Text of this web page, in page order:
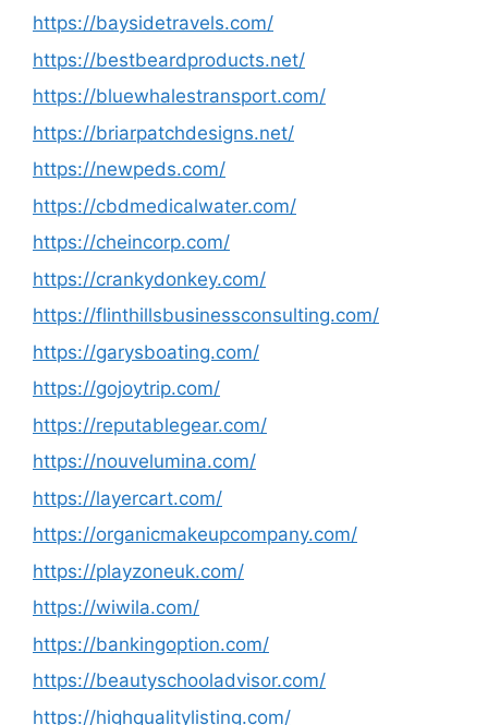
https://baysidetravels.com/
https://bestbeardproducts.net/
https://bluewhalestransport.com/
https://briarpatchdesigns.net/
https://newpeds.com/
https://cbdmedicalwater.com/
https://cheincorp.com/
https://crankydonkey.com/
https://flinthillsbusinessconsulting.com/
https://garysboating.com/
https://gojoytrip.com/
https://reputablegear.com/
https://nouvelumina.com/
https://layercart.com/
https://organicmakeupcompany.com/
https://playzoneuk.com/
https://wiwila.com/
https://bankingoption.com/
https://beautyschooladvisor.com/
https://highqualitylisting.com/